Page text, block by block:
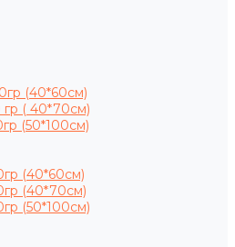
(40*60см)
( 40*70см)
(50*100см)
(40*60см)
(40*70см)
(50*100см)